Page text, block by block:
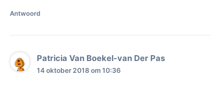
Antwoord
Patricia Van Boekel-van Der Pas
14 oktober 2018 om 10:36